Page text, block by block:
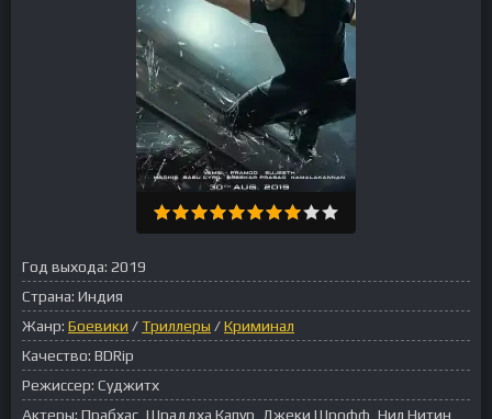
Год выхода: 2019
Страна: Индия
Жанр: Боевики /Триллеры /Криминал
Качество: BDRip
Режиссер: Суджитх
Актеры: Прабхас, Шраддха Капур, Джеки Шрофф, Нил Нитин